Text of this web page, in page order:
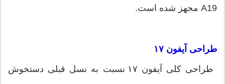
A19 مجهز شده است.
طراحی آیفون ۱۷
طراحی کلی آیفون ۱۷ نسبت به نسل قبلی دستخوش